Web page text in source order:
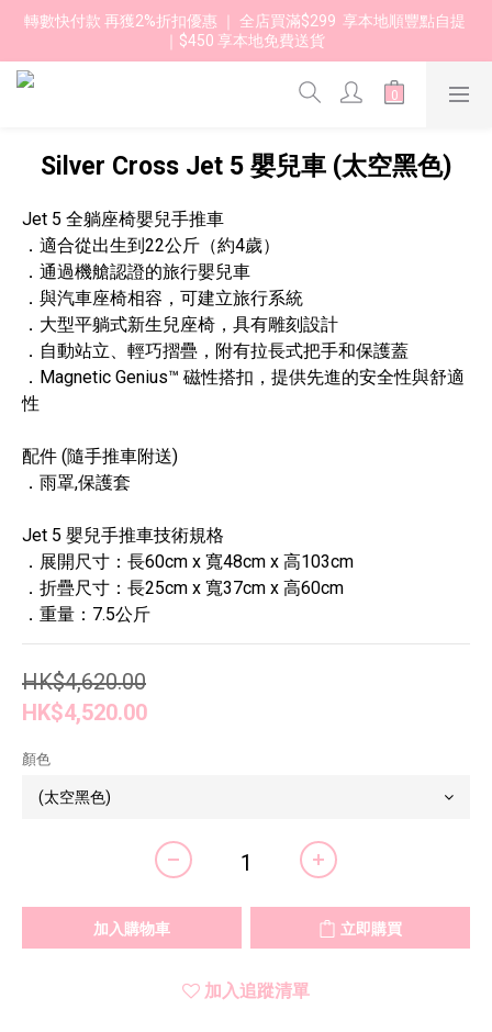
轉數快付款 再獲2%折扣優惠 ｜ 全店買滿$299  享本地順豐點自提
｜$450 享本地免費送貨
Silver Cross Jet 5 嬰兒車 (太空黑色)
Jet 5 全躺座椅嬰兒手推車
．適合從出生到22公斤（約4歲）
．通過機艙認證的旅行嬰兒車
．與汽車座椅相容，可建立旅行系統
．大型平躺式新生兒座椅，具有雕刻設計
．自動站立、輕巧摺疊，附有拉長式把手和保護蓋
．Magnetic Genius™ 磁性搭扣，提供先進的安全性與舒適
性
配件 (隨手推車附送)
．雨罩,保護套
Jet 5 嬰兒手推車技術規格
．展開尺寸：長60cm x 寬48cm x 高103cm
．折疊尺寸：長25cm x 寬37cm x 高60cm
．重量：7.5公斤
HK$4,620.00
HK$4,520.00
顏色
加入購物車 立即購買
加入追蹤清單